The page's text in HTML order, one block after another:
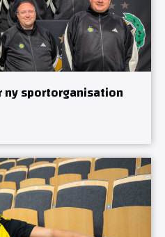
ny sportorganisation